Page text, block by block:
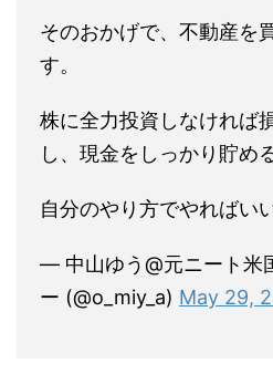
そのおかげで、不動産を
す。
株に全力投資しなければ
し、現金をしっかり貯め
自分のやり方でやればい
— 中山ゆう@元ニート米
ー (@o_miy_a) May 29,